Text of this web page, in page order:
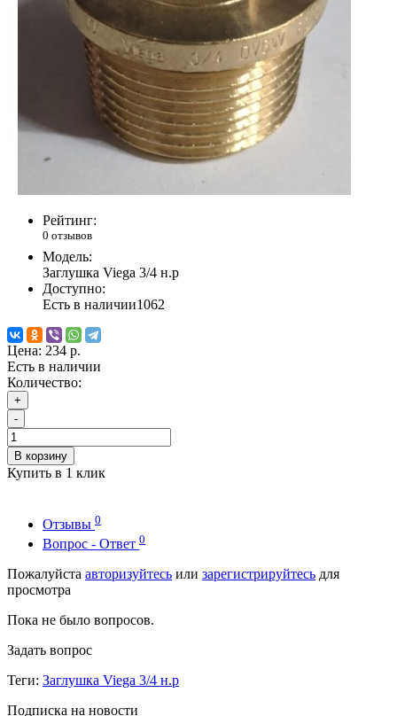
Рейтинг:
0 отзывов
Модель:
Заглушка Viega 3/4 н.р
Доступно:
Есть в наличии1062
Цена: 234 р.
Есть в наличии
Количество:
+
-
В корзину
Купить в 1 клик
Отзывы 0
Вопрос - Ответ 0
Пожалуйста авторизуйтесь или зарегистрируйтесь для
просмотра
Пока не было вопросов.
Задать вопрос
Теги: Заглушка Viega 3/4 н.р
Подписка на новости